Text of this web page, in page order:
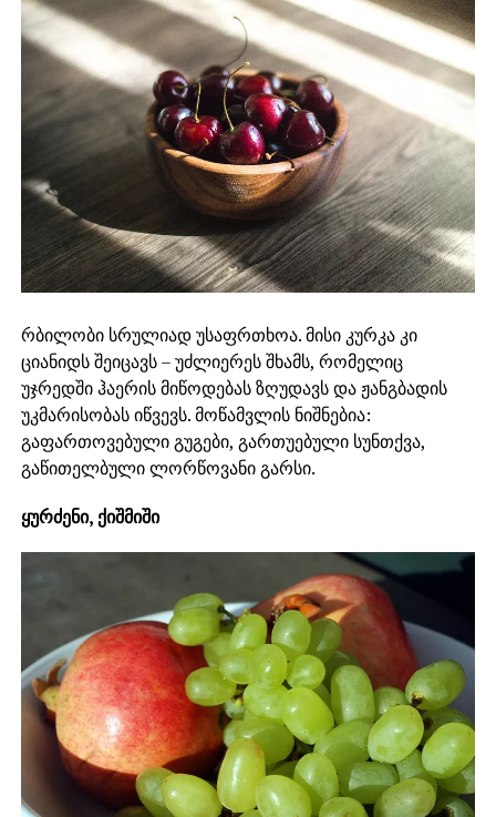
რბილობი სრულიად უსაფრთხოა. მისი კურკა კი
ციანიდს შეიცავს – უძლიერეს შხამს, რომელიც
უჯრედში ჰაერის მიწოდებას ზღუდავს და ჟანგბადის
უკმარისობას იწვევს. მოწამვლის ნიშნებია:
გაფართოვებული გუგები, გართუებული სუნთქვა,
გაწითელბული ლორწოვანი გარსი.
ყურძენი, ქიშმიში